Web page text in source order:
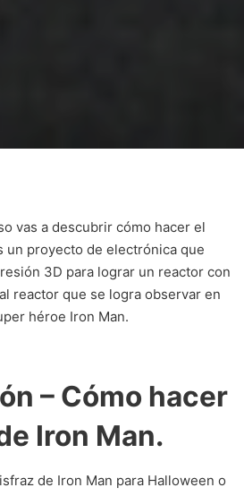
vas a descubrir cómo hacer el
un proyecto de electrónica que
3D para lograr un reactor con
reactor que se logra observar en
héroe Iron Man.
– Cómo hacer
Iron Man.
de Iron Man para Halloween o